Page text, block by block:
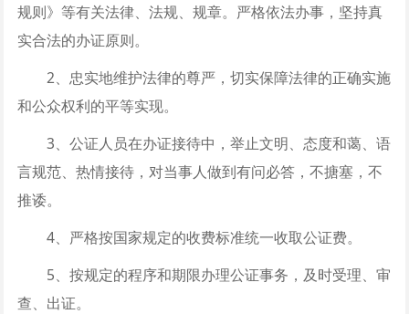
规则》等有关法律、法规、规章。严格依法办事，坚持真
实合法的办证原则。
2、忠实地维护法律的尊严，切实保障法律的正确实施
和公众权利的平等实现。
3、公证人员在办证接待中，举止文明、态度和蔼、语
言规范、热情接待，对当事人做到有问必答，不搪塞，不
推诿。
4、严格按国家规定的收费标准统一收取公证费。
5、按规定的程序和期限办理公证事务，及时受理、审
查、出证。